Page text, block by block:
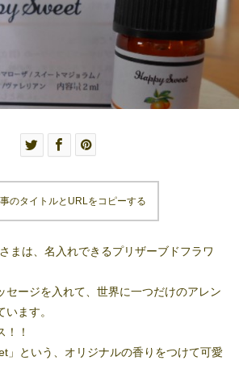
のタイトルとURLをコピーする
まは、名入れできるプリザーブドフラワ
セージを入れて、世界に一つだけのアレン
ます。
！！
」という、オリジナルの香りをつけて可愛